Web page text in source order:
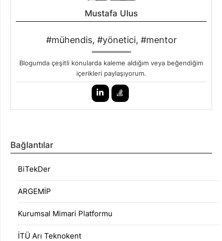
Mustafa Ulus
#mühendis, #yönetici, #mentor
Blogumda çeşitli konularda kaleme aldığım veya beğendiğim
içerikleri paylaşıyorum.
Bağlantılar
BiTekDer
ARGEMİP
Kurumsal Mimari Platformu
İTÜ Arı Teknokent